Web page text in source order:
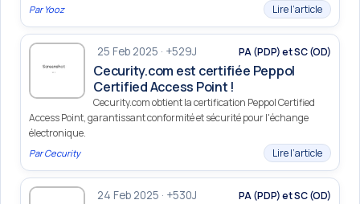
ParYooz Lire l’article
25 Feb 2025 · +529J PA (PDP) et SC (OD)
Cecurity.com est certifiée Peppol
Certified Access Point !
Cecurity.com obtient la certification Peppol Certified
Access Point, garantissant conformité et sécurité pour l'échange
électronique.
ParCecurity Lire l’article
24 Feb 2025 · +530J PA (PDP) et SC (OD)